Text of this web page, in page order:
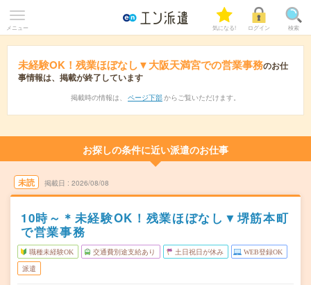
メニュー 気になる! ログイン 検索
未経験OK！残業ほぼなし▼大阪天満宮での営業事務のお仕
事情報は、掲載が終了しています
掲載時の情報は、 ページ下部 からご覧いただけます。
お探しの条件に近い派遣のお仕事
未読 掲載日 2026/08/08
10時～＊未経験OK！残業ほぼなし▼堺筋本町
で営業事務
職種未経験OK 交通費別途支給あり 土日祝日が休み WEB登録OK
派遣